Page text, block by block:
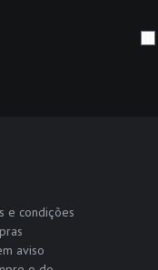
e condições
aviso